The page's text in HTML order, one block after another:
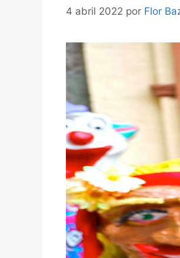
4 abril 2022 por Flor